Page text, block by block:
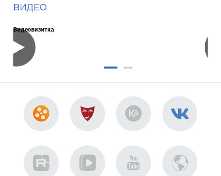
ВИДЕО
Видеовизитка